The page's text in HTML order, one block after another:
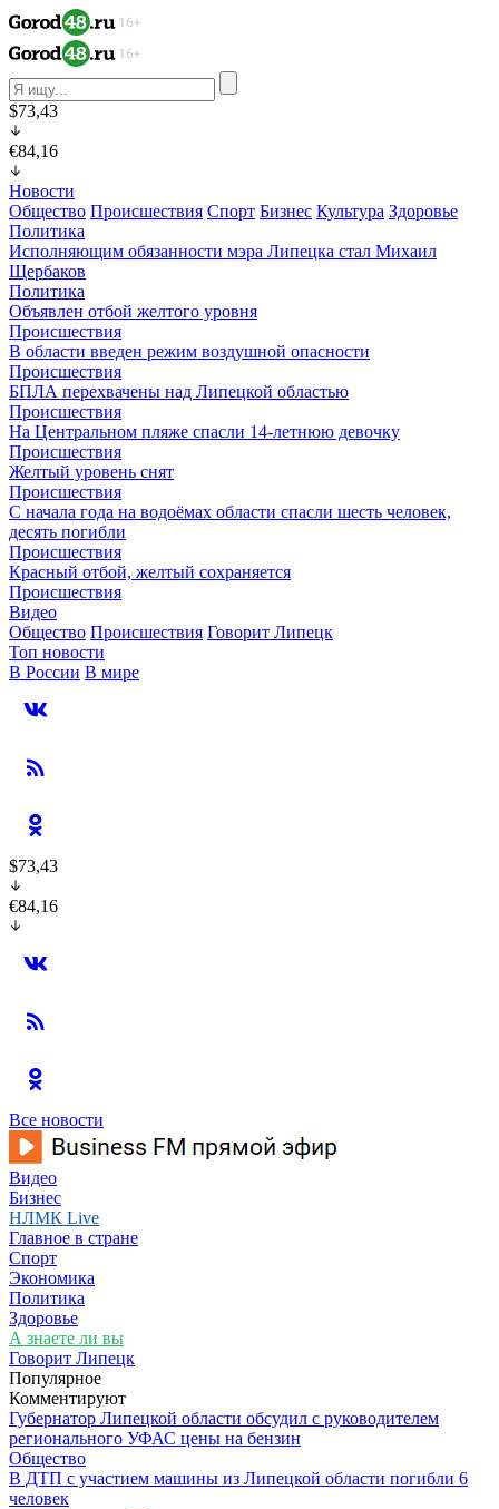
$73,43
€84,16
Новости
Общество Происшествия Спорт Бизнес Культура Здоровье
Политика
Исполняющим обязанности мэра Липецка стал Михаил
Щербаков
Политика
Объявлен отбой желтого уровня
Происшествия
В области введен режим воздушной опасности
Происшествия
БПЛА перехвачены над Липецкой областью
Происшествия
На Центральном пляже спасли 14-летнюю девочку
Происшествия
Желтый уровень снят
Происшествия
С начала года на водоёмах области спасли шесть человек,
десять погибли
Происшествия
Красный отбой, желтый сохраняется
Происшествия
Видео
Общество Происшествия Говорит Липецк
Топ новости
В России В мире
$73,43
€84,16
Все новости
Видео
Бизнес
НЛМК Live
Главное в стране
Спорт
Экономика
Политика
Здоровье
А знаете ли вы
Говорит Липецк
Популярное
Комментируют
Губернатор Липецкой области обсудил с руководителем
регионального УФАС цены на бензин
Общество
В ДТП с участием машины из Липецкой области погибли 6
человек